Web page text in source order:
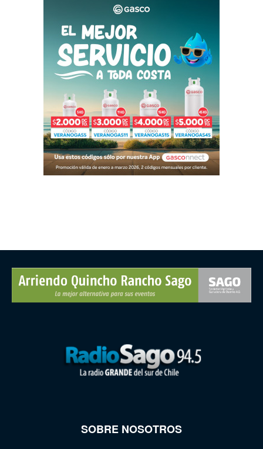
SOBRE NOSOTROS